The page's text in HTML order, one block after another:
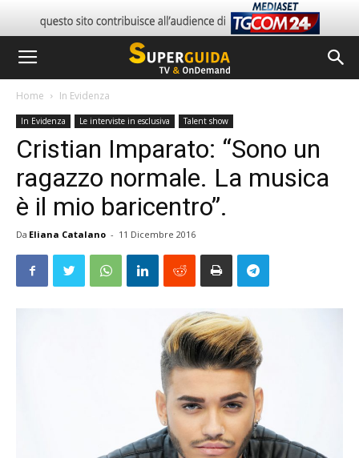
Home In Evidenza
In Evidenza Le interviste in esclusiva Talent show
Cristian Imparato: “Sono un
ragazzo normale. La musica
è il mio baricentro”.
Da Eliana Catalano - 11 Dicembre 2016